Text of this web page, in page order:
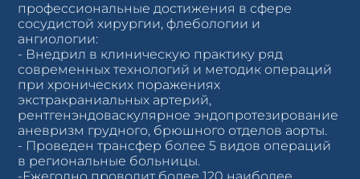
профессиональные достижения в сфере
сосудистой хирургии, флебологии и
ангиологии:
- Внедрил в клиническую практику ряд
современных технологий и методик операций
при хронических поражениях
экстракраниальных артерий,
рентгенэндоваскулярное эндопротезирование
аневризм грудного, брюшного отделов аорты.
- Проведен трансфер более 5 видов операций
в региональные больницы.